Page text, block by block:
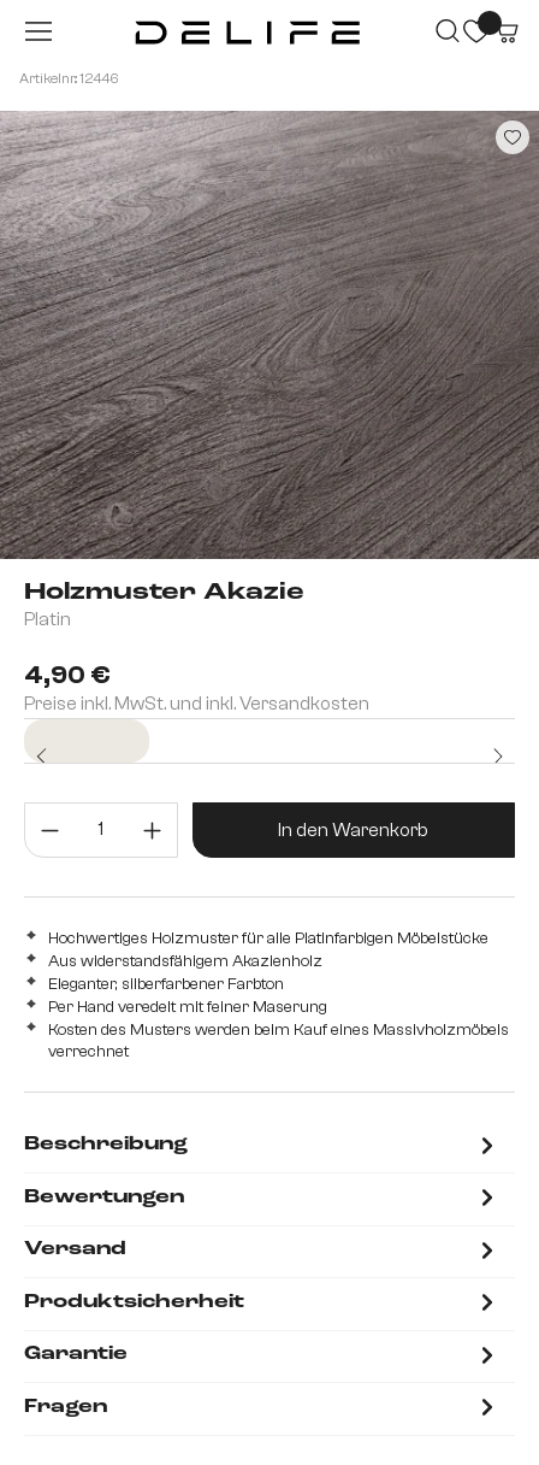
Zum Hauptinhalt springen
Artikelnr.: 12446
Holzmuster Akazie
Platin
4,90 €
Preise inkl. MwSt. und inkl. Versandkosten
Produkt Anzahl: Gib den
In den Warenkorb
Hochwertiges Holzmuster für alle Platinfarbigen Möbelstücke
Aus widerstandsfähigem Akazienholz
Eleganter, silberfarbener Farbton
Per Hand veredelt mit feiner Maserung
Kosten des Musters werden beim Kauf eines Massivholzmöbels
verrechnet
Bildergalerie überspringen
Beschreibung
Bewertungen
Versand
Produktsicherheit
Garantie
Fragen